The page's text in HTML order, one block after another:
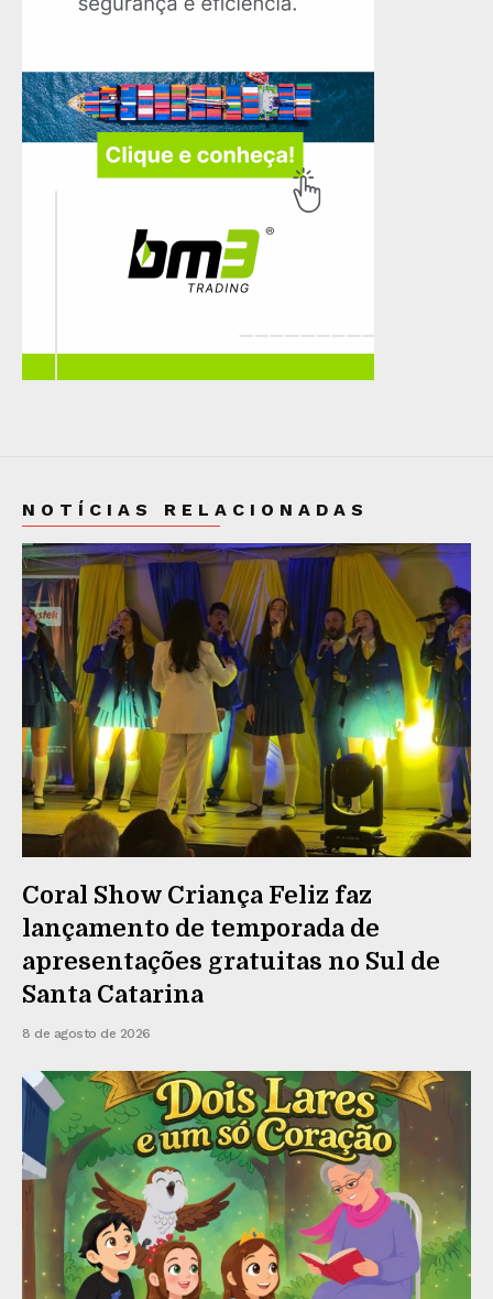
NOTÍCIAS RELACIONADAS
Coral Show Criança Feliz faz
lançamento de temporada de
apresentações gratuitas no Sul de
Santa Catarina
8 de agosto de 2026